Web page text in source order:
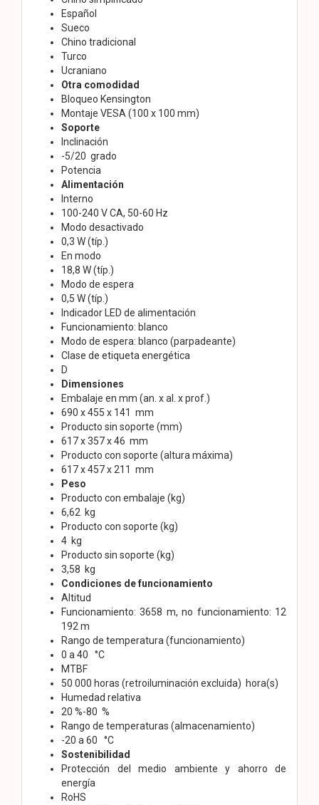
Español
Sueco
Chino tradicional
Turco
Ucraniano
Otra comodidad
Bloqueo Kensington
Montaje VESA (100 x 100 mm)
Soporte
Inclinación
-5/20 grado
Potencia
Alimentación
Interno
100-240 V CA, 50-60 Hz
Modo desactivado
0,3 W (típ.)
En modo
18,8 W (típ.)
Modo de espera
0,5 W (típ.)
Indicador LED de alimentación
Funcionamiento: blanco
Modo de espera: blanco (parpadeante)
Clase de etiqueta energética
D
Dimensiones
Embalaje en mm (an. x al. x prof.)
690 x 455 x 141 mm
Producto sin soporte (mm)
617 x 357 x 46 mm
Producto con soporte (altura máxima)
617 x 457 x 211 mm
Peso
Producto con embalaje (kg)
6,62 kg
Producto con soporte (kg)
4 kg
Producto sin soporte (kg)
3,58 kg
Condiciones de funcionamiento
Altitud
Funcionamiento: 3658 m, no funcionamiento: 12
192 m
Rango de temperatura (funcionamiento)
0 a 40 °C
MTBF
50 000 horas (retroiluminación excluida) hora(s)
Humedad relativa
20 %-80 %
Rango de temperaturas (almacenamiento)
-20 a 60 °C
Sostenibilidad
Protección del medio ambiente y ahorro de
energía
RoHS